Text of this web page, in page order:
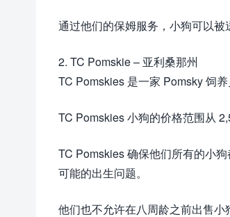
通过他们的保姆服务，小狗可以被
2. TC Pomskie – 亚利桑那州
TC Pomskies 是一家 Pomsky 饲
TC Pomskies 小狗的价格范围从
TC Pomskies 确保他们所有的小
可能的出生问题。
他们也不允许在八周龄之前出售